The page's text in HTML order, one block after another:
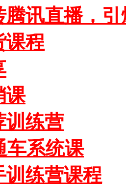
腾讯直播，
课程
课
训练营
车系统课
训练营课程